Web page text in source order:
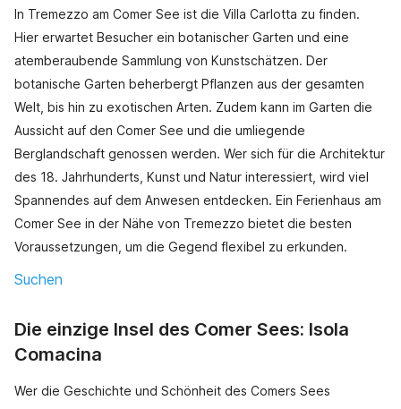
In Tremezzo am Comer See ist die Villa Carlotta zu finden.
Hier erwartet Besucher ein botanischer Garten und eine
atemberaubende Sammlung von Kunstschätzen. Der
botanische Garten beherbergt Pflanzen aus der gesamten
Welt, bis hin zu exotischen Arten. Zudem kann im Garten die
Aussicht auf den Comer See und die umliegende
Berglandschaft genossen werden. Wer sich für die Architektur
des 18. Jahrhunderts, Kunst und Natur interessiert, wird viel
Spannendes auf dem Anwesen entdecken. Ein Ferienhaus am
Comer See in der Nähe von Tremezzo bietet die besten
Voraussetzungen, um die Gegend flexibel zu erkunden.
Suchen
Die einzige Insel des Comer Sees: Isola
Comacina
Wer die Geschichte und Schönheit des Comers Sees